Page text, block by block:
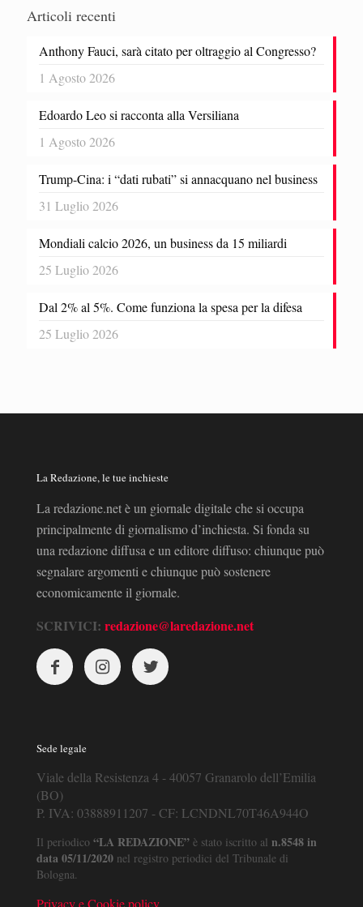
Articoli recenti
Anthony Fauci, sarà citato per oltraggio al Congresso?
1 Agosto 2026
Edoardo Leo si racconta alla Versiliana
1 Agosto 2026
Trump-Cina: i “dati rubati” si annacquano nel business
31 Luglio 2026
Mondiali calcio 2026, un business da 15 miliardi
25 Luglio 2026
Dal 2% al 5%. Come funziona la spesa per la difesa
25 Luglio 2026
La Redazione, le tue inchieste
La redazione.net è un giornale digitale che si occupa
principalmente di giornalismo d’inchiesta. Si fonda su
una redazione diffusa e un editore diffuso: chiunque può
segnalare argomenti e chiunque può sostenere
economicamente il giornale.
SCRIVICI: redazione@laredazione.net
Sede legale
Viale della Resistenza 4 - 40057 Granarolo dell’Emilia
(BO)
P. IVA: 03888911207 - CF: LCNDNL70T46A944O
Il periodico “LA REDAZIONE” è stato iscritto al n.8548 in
data 05/11/2020 nel registro periodici del Tribunale di
Bologna.
Privacy e Cookie policy